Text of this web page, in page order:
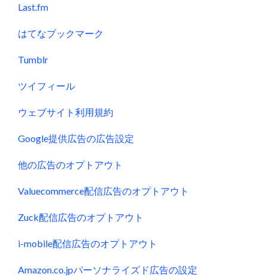
Last.fm
はてなブックマーク
Tumblr
ツイフィール
ウェブサイト利用規約
Google提供広告の広告設定
他の広告のオプトアウト
Valuecommerce配信広告のオプトアウト
Zuck配信広告のオプトアウト
i-mobile配信広告のオプトアウト
Amazon.co.jpパーソナライズド広告の設定